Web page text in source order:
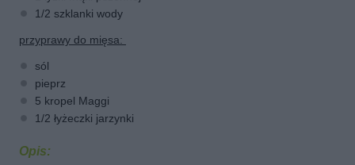
1/2 szklanki wody
przyprawy do mięsa:
sól
pieprz
5 kropel Maggi
1/2 łyżeczki jarzynki
Opis: